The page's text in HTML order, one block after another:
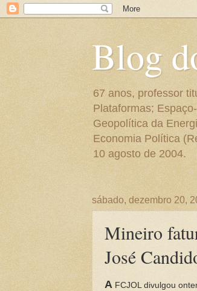
Blog
67 anos, professor
Plataformas;
Geopolítica da
Economia Política
10 agosto de 2004.
sábado, dezembro 20,
Mineiro
José
A FCJOL divulgou